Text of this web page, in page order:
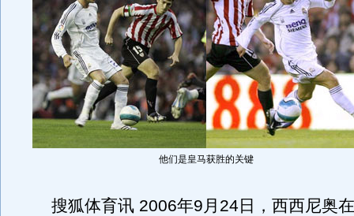
他们是皇马获胜的关键
搜狐体育讯 2006年9月24日，西西尼奥